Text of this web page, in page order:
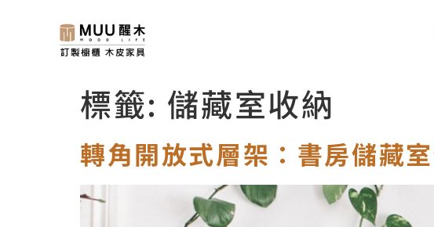
標籤: 儲藏室收納
轉角開放式層架：書房儲藏